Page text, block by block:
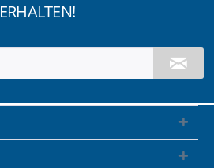
ERHALTEN!